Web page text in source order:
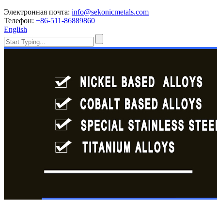
Электронная почта: info@sekonicmetals.com
Телефон: +86-511-86889860
English